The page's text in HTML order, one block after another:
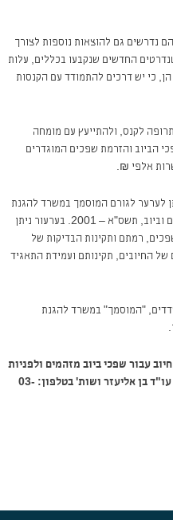
נדרשים גם להוצאות נוספות לצורך
החדשים שנקבעו בכללים, עלות
כי יש דרכים להתמודד עם הקנסות
לקנס, ולהתייעץ עם מומחה
הביוב והזרמת שפכים המוגדרים
אלפי ₪.
לערער לגורם המוסמך במשרד להגנת
הסביבה, לפי סעיף 52(א) לחוק תאגידי מים וביוב, תשס"א – 2001. בערעור ניתן
רמתם ותקינות הבדיקות של
של החיובים, תקינותם ועמידת התאגיד
"המוסמך" במשרד להגנת
עבור שפכי ביוב מזהמים ולפניות
בנושא שפכים ניתן ליצור קשר עם משרד עו"ד בן אליעזר ושות' בטלפון: 03-